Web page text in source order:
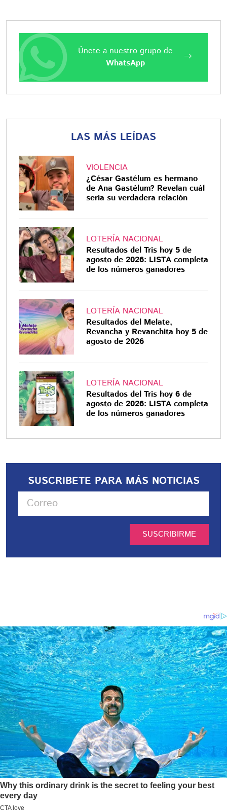
Únete a nuestro grupo de
WhatsApp
LAS MÁS LEÍDAS
VIOLENCIA
¿César Gastélum es hermano
de Ana Gastélum? Revelan cuál
sería su verdadera relación
LOTERÍA NACIONAL
Resultados del Tris hoy 5 de
agosto de 2026: LISTA completa
de los números ganadores
LOTERÍA NACIONAL
Resultados del Melate,
Revancha y Revanchita hoy 5 de
agosto de 2026
LOTERÍA NACIONAL
Resultados del Tris hoy 6 de
agosto de 2026: LISTA completa
de los números ganadores
SUSCRIBETE PARA MÁS NOTICIAS
SUSCRIBIRME